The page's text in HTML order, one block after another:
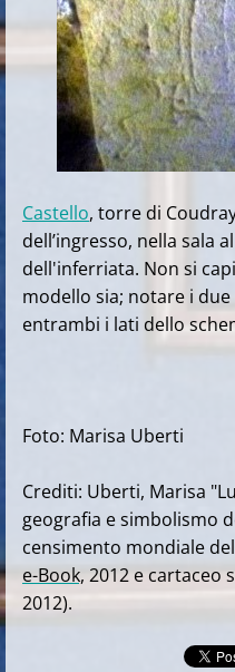
Castello, torre di
dell’ingresso, nella sala
dell'inferriata. Non si
modello sia; notare i
entrambi i lati dello
Foto: Marisa Uberti
Crediti: Uberti, Marisa
geografia e simbolismo
censimento mondiale
e-Book, 2012 e cartaceo
2012).